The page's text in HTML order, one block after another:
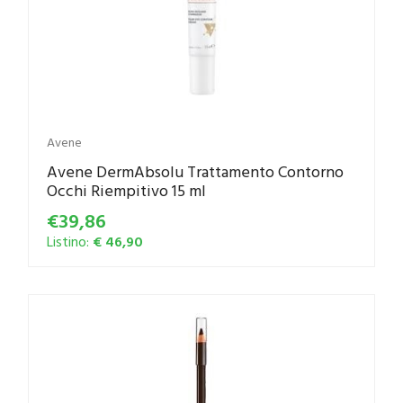
Avene
Avene DermAbsolu Trattamento Contorno
Occhi Riempitivo 15 ml
€39,86
Listino: € 46,90